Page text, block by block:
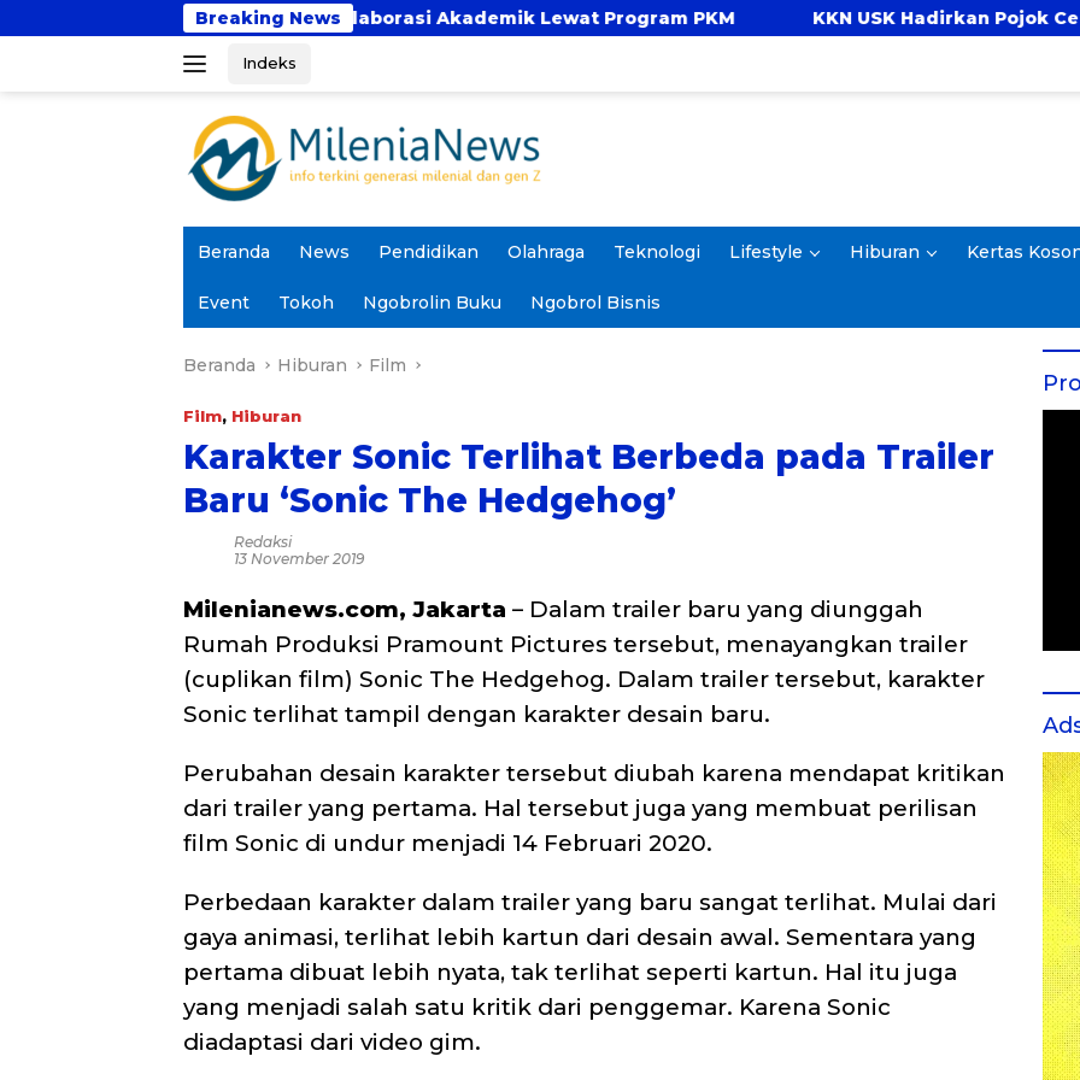
ke
Breaking News
Perkuat Kolaborasi Akademik Lewat Program PKM KKN USK Hadirkan Pojok Celengan, Ajarkan
Indeks
Beranda News Pendidikan Olahraga Teknologi Lifestyle Hiburan Kertas
Event Tokoh Ngobrolin Buku Ngobrol Bisnis
Beranda Hiburan Film
Film, Hiburan
Karakter Sonic Terlihat Berbeda pada Trailer
Baru ‘Sonic The Hedgehog’
Redaksi
13 November 2019
Milenianews.com, Jakarta – Dalam trailer baru yang diunggah
Rumah Produksi Pramount Pictures tersebut, menayangkan trailer
(cuplikan film) Sonic The Hedgehog. Dalam trailer tersebut, karakter
Sonic terlihat tampil dengan karakter desain baru.
Perubahan desain karakter tersebut diubah karena mendapat kritikan
dari trailer yang pertama. Hal tersebut juga yang membuat perilisan
film Sonic di undur menjadi 14 Februari 2020.
Perbedaan karakter dalam trailer yang baru sangat terlihat. Mulai dari
gaya animasi, terlihat lebih kartun dari desain awal. Sementara yang
pertama dibuat lebih nyata, tak terlihat seperti kartun. Hal itu juga
yang menjadi salah satu kritik dari penggemar. Karena Sonic
diadaptasi dari video gim.